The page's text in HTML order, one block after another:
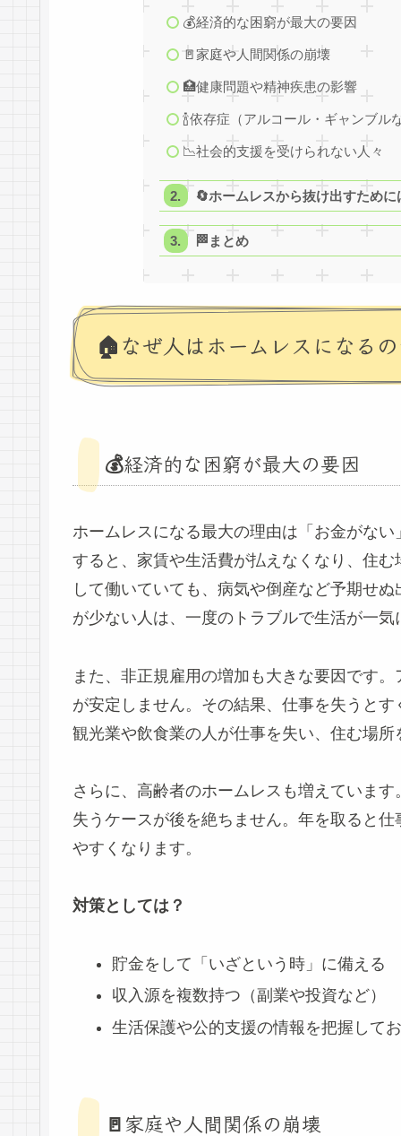
💰経済的な困窮が最大の要因
🚪家庭や人間関係の崩壊
🏥健康問題や精神疾患の影響
🍾依存症（アルコール・ギャンブル
📉社会的支援を受けられない人々
🔄ホームレスから抜け出すために
🏁まとめ
🏠なぜ人はホームレスになる
💰経済的な困窮が最大の要因
ホームレスになる最大の理由は「お金がな
すると、家賃や生活費が払えなくなり、住
して働いていても、病気や倒産など予期せ
が少ない人は、一度のトラブルで生活が一
また、非正規雇用の増加も大きな要因です
が安定しません。その結果、仕事を失うと
観光業や飲食業の人が仕事を失い、住む場
さらに、高齢者のホームレスも増えていま
失うケースが後を絶ちません。年を取ると
やすくなります。
対策としては？
貯金をして「いざという時」に備える
収入源を複数持つ（副業や投資など）
生活保護や公的支援の情報を把握して
🚪家庭や人間関係の崩壊